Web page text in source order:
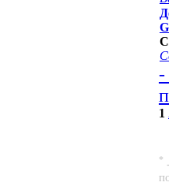
-
1
*